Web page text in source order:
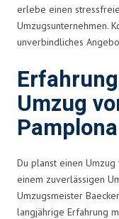
erlebe einen
Umzugsunternehmen.
unverbindliches
Umzug
Pamplona
Du planst einen Umzug
einem zuverlässigen
Umzugsmeister
langjährige Erfahrung